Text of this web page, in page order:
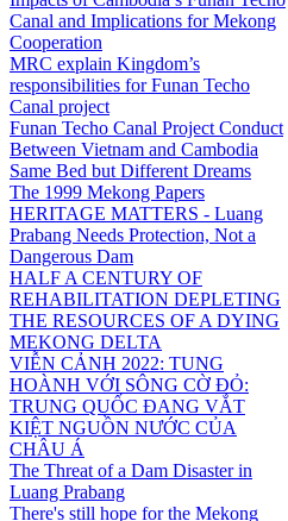
Canal and Implications for Mekong
Cooperation
MRC explain Kingdom’s
responsibilities for Funan Techo
Canal project
Funan Techo Canal Project Conduct
Between Vietnam and Cambodia
Same Bed but Different Dreams
The 1999 Mekong Papers
HERITAGE MATTERS - Luang
Prabang Needs Protection, Not a
Dangerous Dam
HALF A CENTURY OF
REHABILITATION DEPLETING
THE RESOURCES OF A DYING
MEKONG DELTA
VIỄN CẢNH 2022: TUNG
HOÀNH VỚI SÔNG CỜ ĐỎ:
TRUNG QUỐC ĐANG VẮT
KIỆT NGUỒN NƯỚC CỦA
CHÂU Á
The Threat of a Dam Disaster in
Luang Prabang
There's still hope for the Mekong